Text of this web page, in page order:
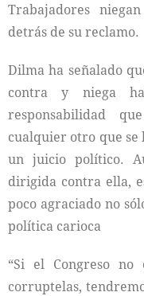
Trabajadores
detrás de su reclamo.
Dilma ha señalado
contra y niega
responsabilidad
cualquier otro que se
un juicio político.
dirigida contra ella,
poco agraciado no
política carioca
“Si el Congreso
corruptelas,